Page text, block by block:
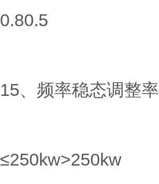
0.80.5
15、频率稳态调整率
≤250kw>250kw